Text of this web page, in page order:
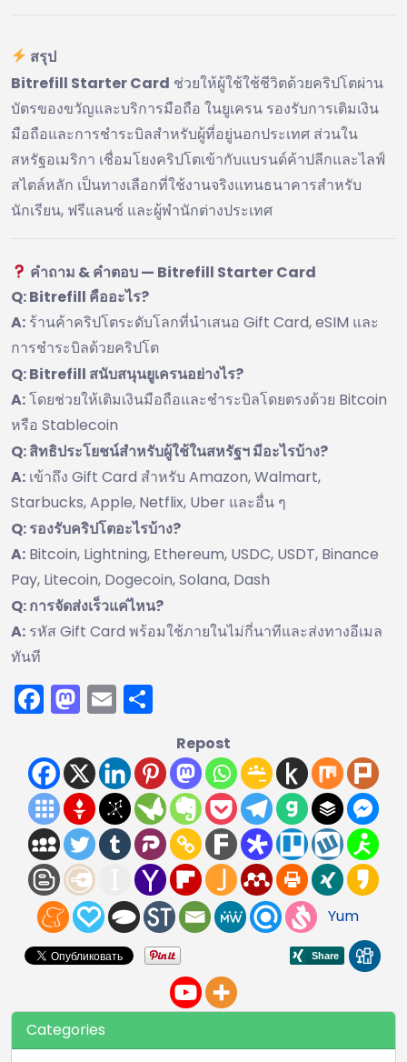
สรุป
Bitrefill Starter Card ช่วยให้ผู้ใช้ใช้ชีวิตด้วยคริปโตผ่าน
บัตรของขวัญและบริการมือถือ ในยูเครน รองรับการเติมเงิน
มือถือและการชำระบิลสำหรับผู้ที่อยู่นอกประเทศ ส่วนใน
สหรัฐอเมริกา เชื่อมโยงคริปโตเข้ากับแบรนด์ค้าปลีกและไลฟ์
สไตล์หลัก เป็นทางเลือกที่ใช้งานจริงแทนธนาคารสำหรับ
นักเรียน, ฟรีแลนซ์ และผู้พำนักต่างประเทศ
คำถาม & คำตอบ — Bitrefill Starter Card
Q: Bitrefill คืออะไร?
A: ร้านค้าคริปโตระดับโลกที่นำเสนอ Gift Card, eSIM และ
การชำระบิลด้วยคริปโต
Q: Bitrefill สนับสนุนยูเครนอย่างไร?
A:โดยช่วยให้เติมเงินมือถือและชำระบิลโดยตรงด้วย Bitcoin
หรือ Stablecoin
Q: สิทธิประโยชน์สำหรับผู้ใช้ในสหรัฐฯ มีอะไรบ้าง?
A: เข้าถึง Gift Card สำหรับ Amazon, Walmart,
Starbucks, Apple, Netflix, Uber และอื่น ๆ
Q: รองรับคริปโตอะไรบ้าง?
A: Bitcoin, Lightning, Ethereum, USDC, USDT, Binance
Pay, Litecoin, Dogecoin, Solana, Dash
Q: การจัดส่งเร็วแค่ไหน?
A: รหัส Gift Card พร้อมใช้ภายในไม่กี่นาทีและส่งทางอีเมล
ทันที
Facebook
Mastodon
Email
Repost
Yum
Categories